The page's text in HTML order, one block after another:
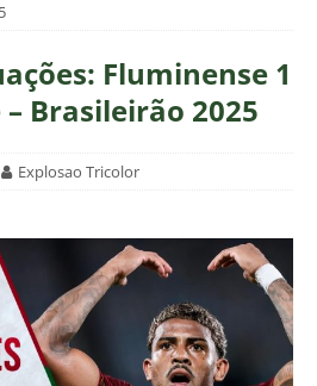
Fluminense 1
Brasileirão 2025
Explosao Tricolor